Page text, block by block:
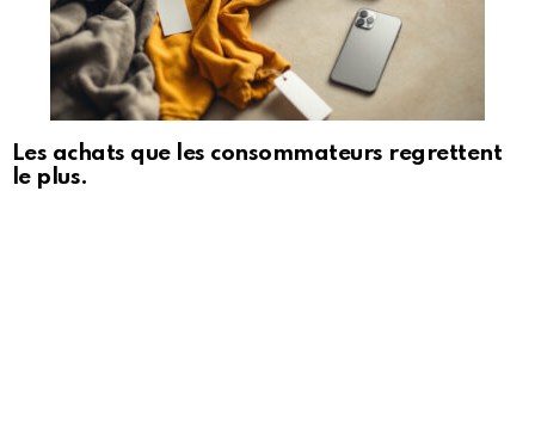
Les achats que les consommateurs regrettent
le plus.